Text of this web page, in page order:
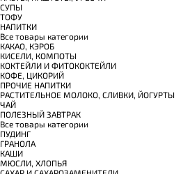
СУПЫ
ТОФУ
НАПИТКИ
Все товары категории
КАКАО, КЭРОБ
КИСЕЛИ, КОМПОТЫ
КОКТЕЙЛИ И ФИТОКОКТЕЙЛИ
КОФЕ, ЦИКОРИЙ
ПРОЧИЕ НАПИТКИ
РАСТИТЕЛЬНОЕ МОЛОКО, СЛИВКИ, ЙОГУРТЫ
ЧАЙ
ПОЛЕЗНЫЙ ЗАВТРАК
Все товары категории
ПУДИНГ
ГРАНОЛА
КАШИ
МЮСЛИ, ХЛОПЬЯ